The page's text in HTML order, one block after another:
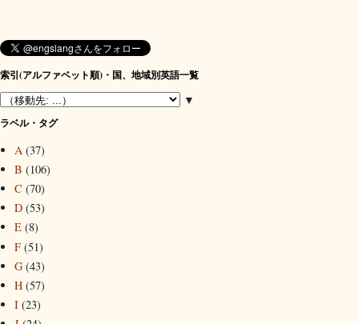
索引(アルファベット順)・国、地域別英語一覧
▼
ラベル・タグ
A (37)
B (106)
C (70)
D (53)
E (8)
F (51)
G (43)
H (57)
I (23)